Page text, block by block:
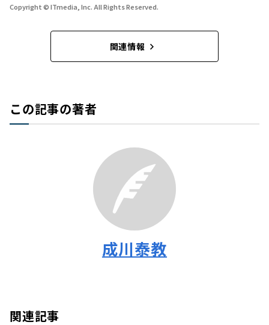
Copyright © ITmedia, Inc. All Rights Reserved.
関連情報
この記事の著者
成川泰教
関連記事